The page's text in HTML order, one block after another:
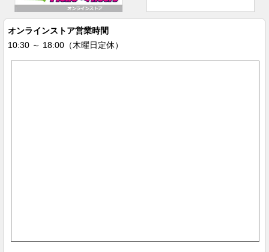
オンラインストア営業時間
10:30 ～ 18:00（木曜日定休）